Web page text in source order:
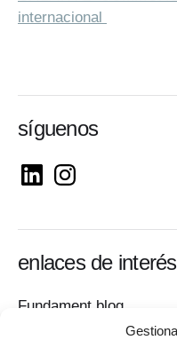
internacional
síguenos
enlaces de interés
Fundament blog